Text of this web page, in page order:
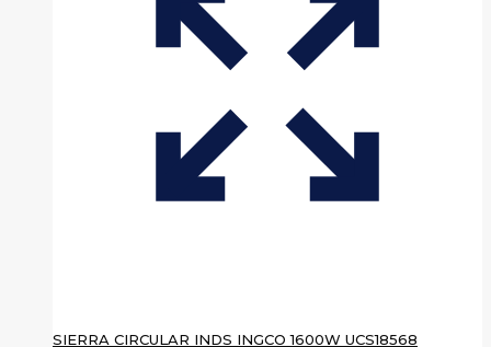
SIERRA CIRCULAR INDS INGCO 1600W UCS18568